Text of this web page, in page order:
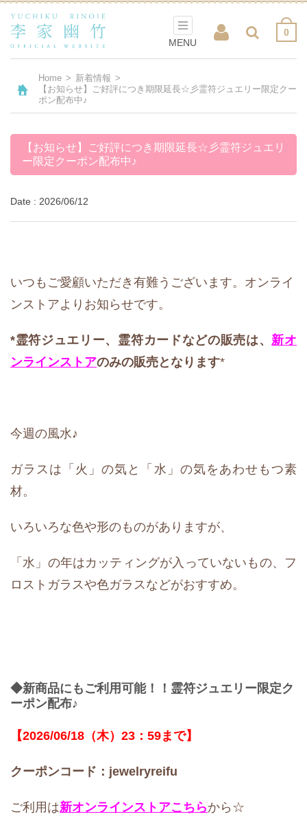
0
MENU
Home > 新着情報 >
【お知らせ】ご好評につき期限延長☆彡霊符ジュエリー限定クー
ポン配布中♪
【お知らせ】ご好評につき期限延長☆彡霊符ジュエリ
ー限定クーポン配布中♪
Date : 2026/06/12
いつもご愛顧いただき有難うございます。オンライ
ンストアよりお知らせです。
*霊符ジュエリー、霊符カードなどの販売は、新オ
ンラインストアのみの販売となります*
今週の風水♪
ガラスは「火」の気と「水」の気をあわせもつ素
材。
いろいろな色や形のものがありますが、
「水」の年はカッティングが入っていないもの、フ
ロストガラスや色ガラスなどがおすすめ。
◆新商品にもご利用可能！！霊符ジュエリー限定ク
ーポン配布♪
【2026/06/18（木）23：59まで】
クーポンコード：jewelryreifu
ご利用は新オンラインストアこちらから☆